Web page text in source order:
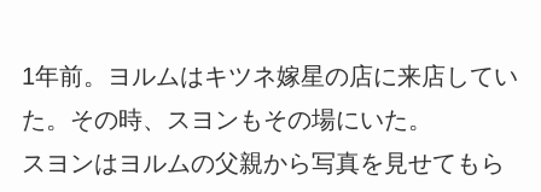
1年前。ヨルムはキツネ嫁星の店に来店してい
た。その時、スヨンもその場にいた。
スヨンはヨルムの父親から写真を見せてもら